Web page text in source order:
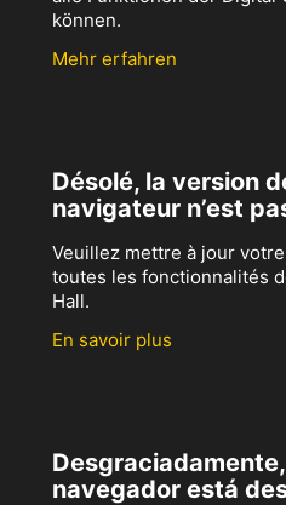
können.
Mehr erfahren
Désolé, la version
navigateur n’est
Veuillez mettre à jour
toutes les fonctionnalités
Hall.
En savoir plus
navegador está